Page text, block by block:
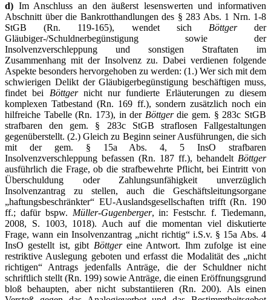
d) Im Anschluss an den äußerst lesenswerten und informativen
Abschnitt über die Bankrotthandlungen des § 283 Abs. 1 Nrn. 1-8
StGB (Rn. 119-165), wendet sich Böttgerder
Gläubiger-/Schuldnerbegünstigung sowie der
Insolvenzverschleppung und sonstigen Straftaten im
Zusammenhang mit der Insolvenz zu. Dabei verdienen folgende
Aspekte besonders hervorgehoben zu werden: (1.) Wer sich mit dem
schwierigen Delikt der Gläubigerbegünstigung beschäftigen muss,
findet bei Böttgernicht nur fundierte Erläuterungen zu diesem
komplexen Tatbestand (Rn. 169 ff.), sondern zusätzlich noch ein
hilfreiche Tabelle (Rn. 173), in der Böttgerdie gem. § 283c StGB
strafbaren den gem. § 283c StGB straflosen Fallgestaltungen
gegenüberstellt. (2.) Gleich zu Beginn seiner Ausführungen, die sich
mit der gem. § 15a Abs. 4, 5 InsO strafbaren
Insolvenzverschleppung befassen (Rn. 187 ff.), behandelt Böttger
ausführlich die Frage, ob die strafbewehrte Pflicht, bei Eintritt von
Überschuldung oder Zahlungsunfähigkeit unverzüglich
Insolvenzantrag zu stellen, auch die Geschäftsleitungsorgane
„haftungsbeschränkter“ EU-Auslandsgesellschaften trifft (Rn. 190
ff.; dafür bspw. Müller-Gugenberger, in: Festschr. f. Tiedemann,
2008, S. 1003, 1018). Auch auf die momentan viel diskutierte
Frage, wann ein Insolvenzantrag „nicht richtig“ i.S.v. § 15a Abs. 4
InsO gestellt ist, gibt Böttgereine Antwort. Ihm zufolge ist eine
restriktive Auslegung geboten und erfasst die Modalität des „nicht
richtigen“ Antrags jedenfalls Anträge, die der Schuldner nicht
schriftlich stellt (Rn. 199) sowie Anträge, die einen Eröffnungsgrund
bloß behaupten, aber nicht substantiieren (Rn. 200). Als einen